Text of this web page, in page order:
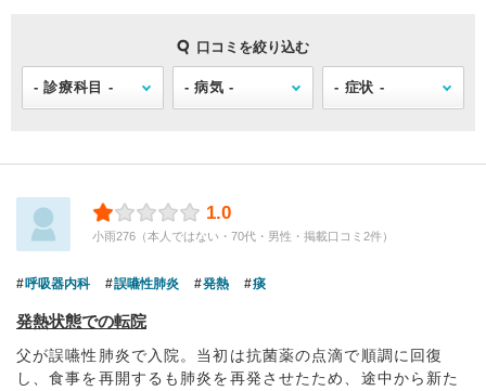
口コミを絞り込む
1.0
小雨276（本人ではない・70代・男性・掲載口コミ2件）
呼吸器内科 誤嚥性肺炎 発熱 痰
発熱状態での転院
父が誤嚥性肺炎で入院。当初は抗菌薬の点滴で順調に回復
し、食事を再開するも肺炎を再発させたため、途中から新た